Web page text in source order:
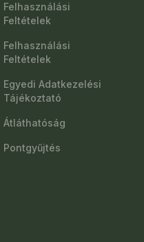
Felhasználási
Feltételek
Felhasználási
Feltételek
Egyedi Adatkezelési
Tájékoztató
Átláthatóság
Pontgyűjtés